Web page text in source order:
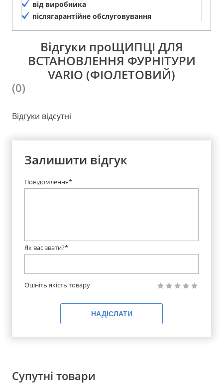
від виробника
післягарантійне обслуговування
Відгуки проЩИПЦІ ДЛЯ
ВСТАНОВЛЕННЯ ФУРНІТУРИ
VARIO (ФІОЛЕТОВИЙ)
(0)
Відгуки відсутні
Залишити відгук
Повідомлення*
Як вас звати?*
Оцініть якість товару
НАДІСЛАТИ
Супутні товари